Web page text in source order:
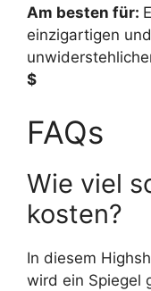
Am besten für:
einzigartigen
$
FAQs
Wie viel
kosten?
In diesem
wird ein Spiegel